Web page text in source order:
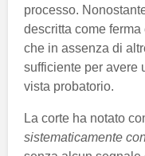
processo.
descritta come
che in assenza di
sufficiente per avere
vista probatorio.
La corte ha notato
sistematicamente